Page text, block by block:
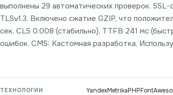
выполнены 29 автоматических проверок.
TLSv1.3. Включено сжатие GZIP, что
сек, CLS 0.008 (стабильно), TTFB 241 мс
ошибок. CMS: Кастомная разработка.
ТЕХНОЛОГИИ YandexMetrikaPHP